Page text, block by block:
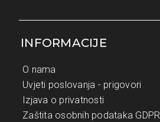
INFORMACIJE
O nama
Uvjeti poslovanja - prigovori
Izjava o privatnosti
Zaštita osobnih podataka GDPR